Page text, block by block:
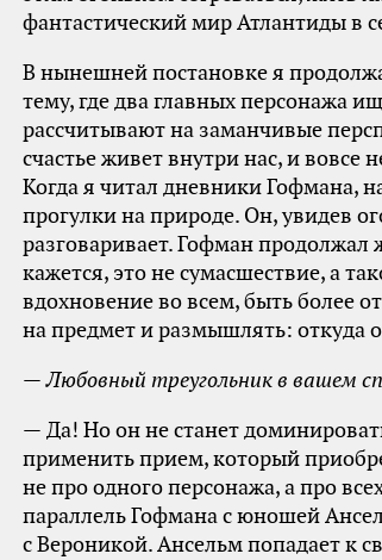
фантастический мир Атлантиды в
В нынешней постановке я
тему, где два главных персонажа
рассчитывают на заманчивые
счастье живет внутри нас, и вовсе
Когда я читал дневники Гофмана,
прогулки на природе. Он, увидев
разговаривает. Гофман
кажется, это не сумасшествие, а
вдохновение во всем, быть более
на предмет и размышлять: откуда
— Любовный треугольник в вашем
— Да! Но он не станет
применить прием, который
не про одного персонажа, а про
параллель Гофмана с юношей
с Вероникой. Ансельм попадает к